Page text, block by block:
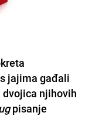
jajima gađali
dvojica njihovih
pisanje